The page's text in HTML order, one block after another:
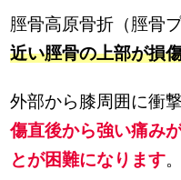
脛骨高原骨折（脛骨
近い脛骨の上部が損
外部から膝周囲に衝
傷直後から強い痛み
とが困難になります。